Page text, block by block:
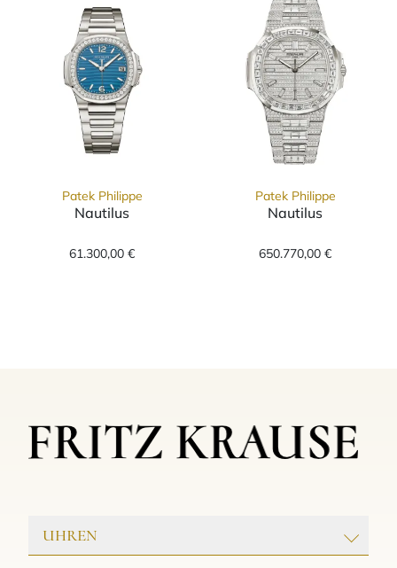
Patek Philippe
Nautilus
61.300,00 €
Patek Philippe
Nautilus
650.770,00 €
UHREN